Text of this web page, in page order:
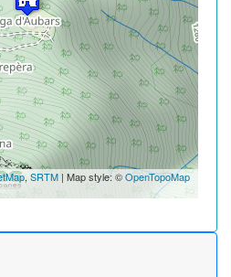
, SRTM | Map style: ©OpenTopoMap